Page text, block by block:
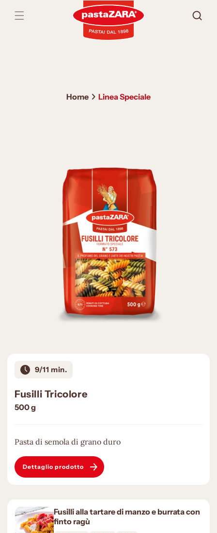
direttamente
ai contenuti
Home Linea Speciale
9/11 min.
Fusilli Tricolore
500g
Pasta di semola di grano duro
Dettaglio prodotto
Fusilli alla tartare di manzo e burrata con
finto ragù